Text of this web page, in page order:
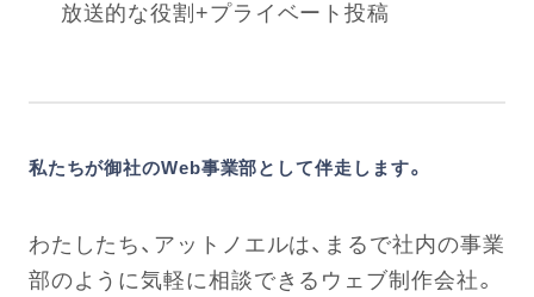
放送的な役割+プライベート投稿
私たちが御社のWeb事業部として伴走します。
わたしたち、アットノエルは、まるで社内の事業
部のように気軽に相談できるウェブ制作会社。